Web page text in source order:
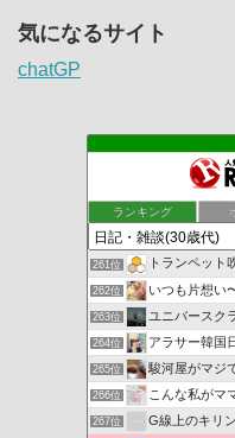
気になるサイト
chatGP
ランキング
261位 トランペット
262位 いつも片想い
263位 ユニバースク
264位 アラサー韓国
265位 駿河屋がマジ
266位 こんな私がマ
267位 G線上のキリン